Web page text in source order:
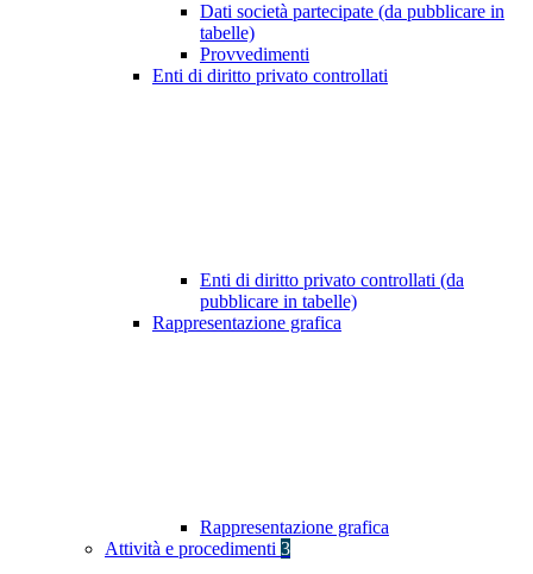
Dati società partecipate (da pubblicare in
tabelle)
Provvedimenti
Enti di diritto privato controllati
Enti di diritto privato controllati (da
pubblicare in tabelle)
Rappresentazione grafica
Rappresentazione grafica
Attività e procedimenti 3